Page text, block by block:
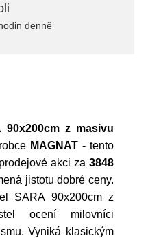
denně
90x200cm z masivu
MAGNAT - tento
akci za 3848
jistotu dobré ceny.
SARA 90x200cm z
ocení milovníci
Vyniká klasickým